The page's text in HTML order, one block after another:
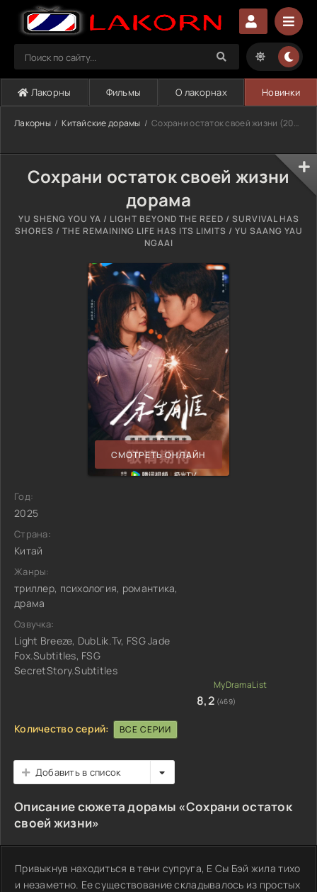
Лакорны Фильмы О лакорнах Новинки
Лакорны Китайские дорамы Сохрани остаток своей жизни (2025)
Сохрани остаток своей жизни
дорама
YU SHENG YOU YA / LIGHT BEYOND THE REED / SURVIVAL HAS
SHORES / THE REMAINING LIFE HAS ITS LIMITS / YU SAANG YAU
NGAAI
СМОТРЕТЬ ОНЛАЙН
Год:
2025
Страна:
Китай
Жанры:
триллер, психология, романтика,
драма
Озвучка:
Light Breeze, DubLik.Tv, FSG Jade
Fox.Subtitles, FSG
SecretStory.Subtitles
8,2 (469)
Количество серий: ВСЕ СЕРИИ
Добавить в список
Описание сюжета дорамы «Сохрани остаток
своей жизни»
Привыкнув находиться в тени супруга, Е Сы Бэй жила тихо
и незаметно. Ее существование складывалось из простых